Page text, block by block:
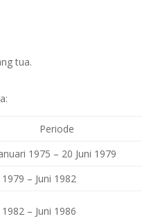
tua.
Periode
1975 – 20 Juni 1979
1979 – Juni 1982
1982 – Juni 1986